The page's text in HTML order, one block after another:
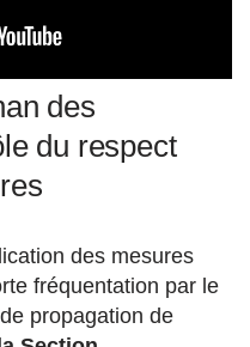
des
du respect
des mesures
fréquentation par le
propagation de